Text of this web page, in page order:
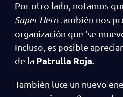
Por otro lado, notamos
Super Herotambién nos
organización que ‘se
Incluso, es posible
de la Patrulla Roja.
También luce un nuevo